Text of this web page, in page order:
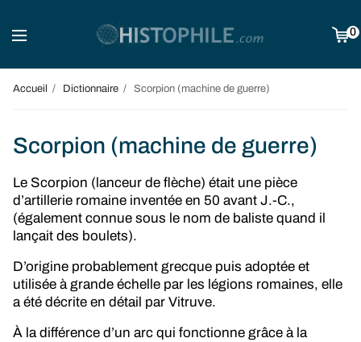
0
Accueil Dictionnaire Scorpion (machine de guerre)
Scorpion (machine de guerre)
Le Scorpion (lanceur de flèche) était une pièce
d’artillerie romaine inventée en 50 avant J.-C.,
(également connue sous le nom de baliste quand il
lançait des boulets).
D’origine probablement grecque puis adoptée et
utilisée à grande échelle par les légions romaines, elle
a été décrite en détail par Vitruve.
À la différence d’un arc qui fonctionne grâce à la